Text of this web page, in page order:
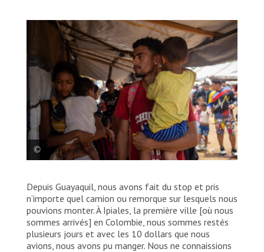
salle de MSF pour recevoir des soins. © Natalia
Romero Peñuela/MSF
Depuis Guayaquil, nous avons fait du stop et pris
n’importe quel camion ou remorque sur lesquels nous
pouvions monter. À Ipiales, la première ville [où nous
sommes arrivés] en Colombie, nous sommes restés
plusieurs jours et avec les 10 dollars que nous
avions, nous avons pu manger. Nous ne connaissions